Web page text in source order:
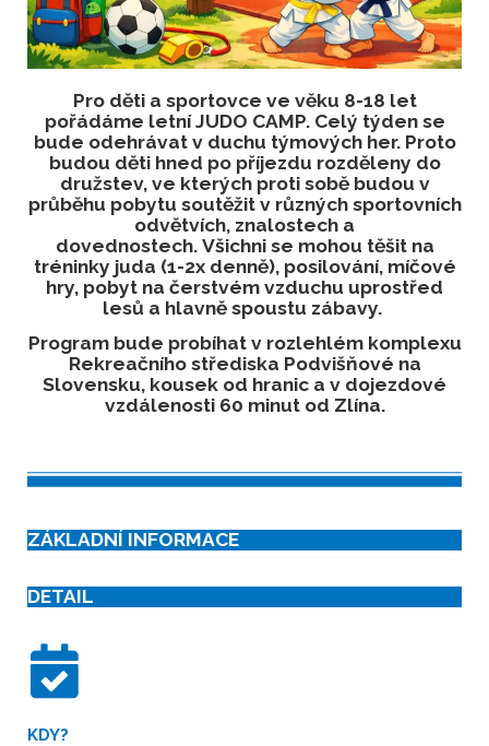
Pro děti a sportovce ve věku 8-18 let
pořádáme letní JUDO CAMP. Celý týden se
bude odehrávat v duchu týmových her. Proto
budou děti hned po příjezdu rozděleny do
družstev, ve kterých proti sobě budou v
průběhu pobytu soutěžit v různých sportovních
odvětvích, znalostech a
dovednostech. Všichni se mohou těšit na
tréninky juda (1-2x denně), posilování, míčové
hry, pobyt na čerstvém vzduchu uprostřed
lesů a hlavně spoustu zábavy.
Program bude probíhat v rozlehlém komplexu
Rekreačního střediska Podvišňové na
Slovensku, kousek od hranic a v dojezdové
vzdálenosti 60 minut od Zlína.
ZÁKLADNÍ INFORMACE
DETAIL
KDY?